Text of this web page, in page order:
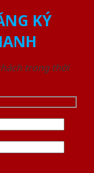
KÝ
trong thời